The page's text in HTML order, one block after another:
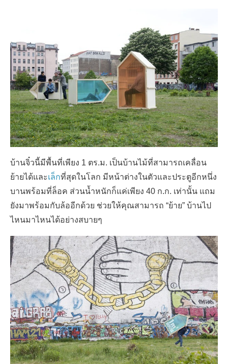
บ้านจิ๋วนี้มีพื้นที่เพียง 1 ตร.ม. เป็นบ้านไม้ที่สามารถเคลื่อน
ย้ายได้และเล็กที่สุดในโลก มีหน้าต่างในตัวและประตูอีกหนึ่ง
บานพร้อมที่ล็อค ส่วนน้ำหนักก็แค่เพียง 40 ก.ก. เท่านั้น แถม
ยังมาพร้อมกับล้ออีกด้วย ช่วยให้คุณสามารถ “ย้าย” บ้านไป
ไหนมาไหนได้อย่างสบายๆ